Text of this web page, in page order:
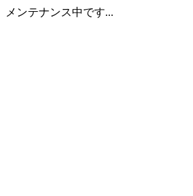
メンテナンス中です...